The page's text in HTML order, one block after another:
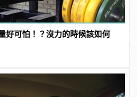
好可怕！？沒力的時候該如何